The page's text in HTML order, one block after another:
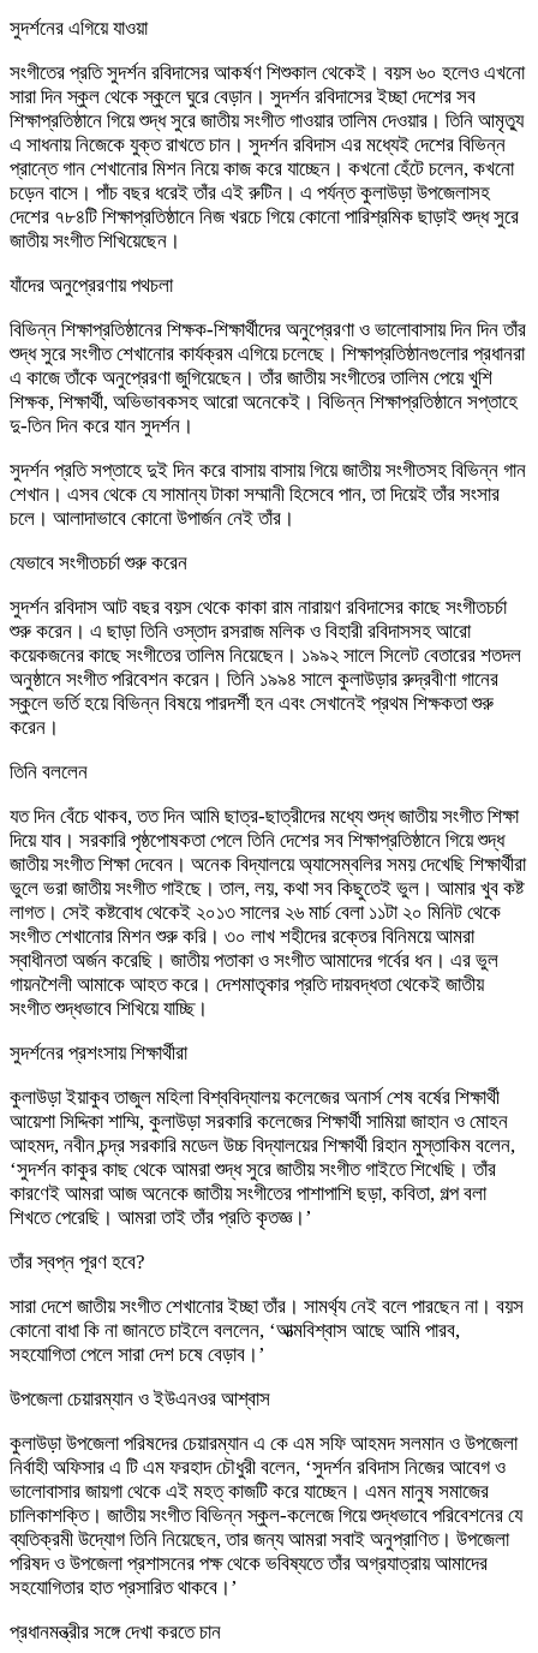
সুদর্শনের এগিয়ে যাওয়া
সংগীতের প্রতি সুদর্শন রবিদাসের আকর্ষণ শিশুকাল থেকেই। বয়স ৬০ হলেও এখনো
সারা দিন স্কুল থেকে স্কুলে ঘুরে বেড়ান। সুদর্শন রবিদাসের ইচ্ছা দেশের সব
শিক্ষাপ্রতিষ্ঠানে গিয়ে শুদ্ধ সুরে জাতীয় সংগীত গাওয়ার তালিম দেওয়ার। তিনি আমৃত্যু
এ সাধনায় নিজেকে যুক্ত রাখতে চান। সুদর্শন রবিদাস এর মধ্যেই দেশের বিভিন্ন
প্রান্তে গান শেখানোর মিশন নিয়ে কাজ করে যাচ্ছেন। কখনো হেঁটে চলেন, কখনো
চড়েন বাসে। পাঁচ বছর ধরেই তাঁর এই রুটিন। এ পর্যন্ত কুলাউড়া উপজেলাসহ
দেশের ৭৮৪টি শিক্ষাপ্রতিষ্ঠানে নিজ খরচে গিয়ে কোনো পারিশ্রমিক ছাড়াই শুদ্ধ সুরে
জাতীয় সংগীত শিখিয়েছেন।
যাঁদের অনুপ্রেরণায় পথচলা
বিভিন্ন শিক্ষাপ্রতিষ্ঠানের শিক্ষক-শিক্ষার্থীদের অনুপ্রেরণা ও ভালোবাসায় দিন দিন তাঁর
শুদ্ধ সুরে সংগীত শেখানোর কার্যক্রম এগিয়ে চলেছে। শিক্ষাপ্রতিষ্ঠানগুলোর প্রধানরা
এ কাজে তাঁকে অনুপ্রেরণা জুগিয়েছেন। তাঁর জাতীয় সংগীতের তালিম পেয়ে খুশি
শিক্ষক, শিক্ষার্থী, অভিভাবকসহ আরো অনেকেই। বিভিন্ন শিক্ষাপ্রতিষ্ঠানে সপ্তাহে
দু-তিন দিন করে যান সুদর্শন।
সুদর্শন প্রতি সপ্তাহে দুই দিন করে বাসায় বাসায় গিয়ে জাতীয় সংগীতসহ বিভিন্ন গান
শেখান। এসব থেকে যে সামান্য টাকা সম্মানী হিসেবে পান, তা দিয়েই তাঁর সংসার
চলে। আলাদাভাবে কোনো উপার্জন নেই তাঁর।
যেভাবে সংগীতচর্চা শুরু করেন
সুদর্শন রবিদাস আট বছর বয়স থেকে কাকা রাম নারায়ণ রবিদাসের কাছে সংগীতচর্চা
শুরু করেন। এ ছাড়া তিনি ওস্তাদ রসরাজ মলিক ও বিহারী রবিদাসসহ আরো
কয়েকজনের কাছে সংগীতের তালিম নিয়েছেন। ১৯৯২ সালে সিলেট বেতারের শতদল
অনুষ্ঠানে সংগীত পরিবেশন করেন। তিনি ১৯৯৪ সালে কুলাউড়ার রুদ্রবীণা গানের
স্কুলে ভর্তি হয়ে বিভিন্ন বিষয়ে পারদর্শী হন এবং সেখানেই প্রথম শিক্ষকতা শুরু
করেন।
তিনি বললেন
যত দিন বেঁচে থাকব, তত দিন আমি ছাত্র-ছাত্রীদের মধ্যে শুদ্ধ জাতীয় সংগীত শিক্ষা
দিয়ে যাব। সরকারি পৃষ্ঠপোষকতা পেলে তিনি দেশের সব শিক্ষাপ্রতিষ্ঠানে গিয়ে শুদ্ধ
জাতীয় সংগীত শিক্ষা দেবেন। অনেক বিদ্যালয়ে অ্যাসেম্বলির সময় দেখেছি শিক্ষার্থীরা
ভুলে ভরা জাতীয় সংগীত গাইছে। তাল, লয়, কথা সব কিছুতেই ভুল। আমার খুব কষ্ট
লাগত। সেই কষ্টবোধ থেকেই ২০১৩ সালের ২৬ মার্চ বেলা ১১টা ২০ মিনিট থেকে
সংগীত শেখানোর মিশন শুরু করি। ৩০ লাখ শহীদের রক্তের বিনিময়ে আমরা
স্বাধীনতা অর্জন করেছি। জাতীয় পতাকা ও সংগীত আমাদের গর্বের ধন। এর ভুল
গায়নশৈলী আমাকে আহত করে। দেশমাতৃকার প্রতি দায়বদ্ধতা থেকেই জাতীয়
সংগীত শুদ্ধভাবে শিখিয়ে যাচ্ছি।
সুদর্শনের প্রশংসায় শিক্ষার্থীরা
কুলাউড়া ইয়াকুব তাজুল মহিলা বিশ্ববিদ্যালয় কলেজের অনার্স শেষ বর্ষের শিক্ষার্থী
আয়েশা সিদ্দিকা শাম্মি, কুলাউড়া সরকারি কলেজের শিক্ষার্থী সামিয়া জাহান ও মোহন
আহমদ, নবীন চন্দ্র সরকারি মডেল উচ্চ বিদ্যালয়ের শিক্ষার্থী রিহান মুস্তাকিম বলেন,
‘সুদর্শন কাকুর কাছ থেকে আমরা শুদ্ধ সুরে জাতীয় সংগীত গাইতে শিখেছি। তাঁর
কারণেই আমরা আজ অনেকে জাতীয় সংগীতের পাশাপাশি ছড়া, কবিতা, গল্প বলা
শিখতে পেরেছি। আমরা তাই তাঁর প্রতি কৃতজ্ঞ।’
তাঁর স্বপ্ন পূরণ হবে?
সারা দেশে জাতীয় সংগীত শেখানোর ইচ্ছা তাঁর। সামর্থ্য নেই বলে পারছেন না। বয়স
কোনো বাধা কি না জানতে চাইলে বললেন, ‘আত্মবিশ্বাস আছে আমি পারব,
সহযোগিতা পেলে সারা দেশ চষে বেড়াব।’
উপজেলা চেয়ারম্যান ও ইউএনওর আশ্বাস
কুলাউড়া উপজেলা পরিষদের চেয়ারম্যান এ কে এম সফি আহমদ সলমান ও উপজেলা
নির্বাহী অফিসার এ টি এম ফরহাদ চৌধুরী বলেন, ‘সুদর্শন রবিদাস নিজের আবেগ ও
ভালোবাসার জায়গা থেকে এই মহত্ কাজটি করে যাচ্ছেন। এমন মানুষ সমাজের
চালিকাশক্তি। জাতীয় সংগীত বিভিন্ন স্কুল-কলেজে গিয়ে শুদ্ধভাবে পরিবেশনের যে
ব্যতিক্রমী উদ্যোগ তিনি নিয়েছেন, তার জন্য আমরা সবাই অনুপ্রাণিত। উপজেলা
পরিষদ ও উপজেলা প্রশাসনের পক্ষ থেকে ভবিষ্যতে তাঁর অগ্রযাত্রায় আমাদের
সহযোগিতার হাত প্রসারিত থাকবে।’
প্রধানমন্ত্রীর সঙ্গে দেখা করতে চান